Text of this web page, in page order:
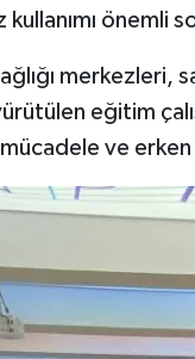
önemli
merkezleri,
eğitim
ve erken